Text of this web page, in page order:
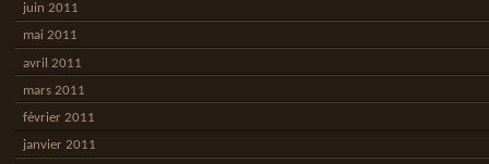
juin 2011
mai 2011
avril 2011
mars 2011
février 2011
janvier 2011